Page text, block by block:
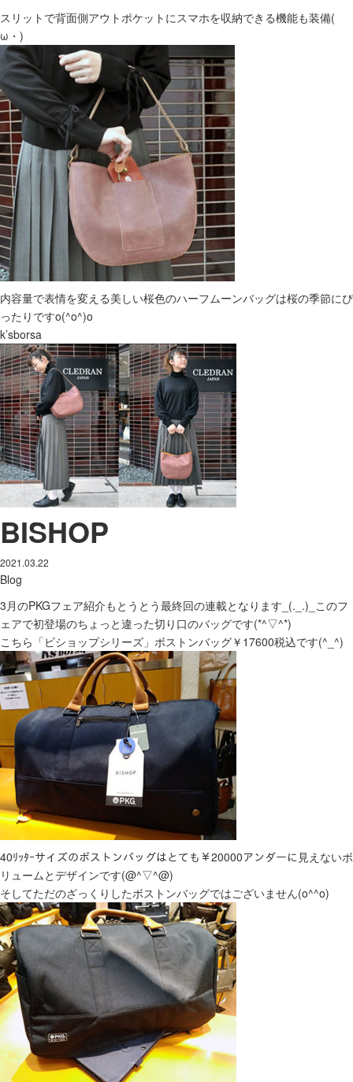
スリットで背面側アウトポケットにスマホを収納できる機能も装備(ゝ
ω・)
内容量で表情を変える美しい桜色のハーフムーンバッグは桜の季節にぴ
ったりですo(^o^)o
k’sborsa
BISHOP
2021.03.22
Blog
3月のPKGフェア紹介もとうとう最終回の連載となります_(._.)_このフ
ェアで初登場のちょっと違った切り口のバッグです(*^▽^*)
こちら「ビショップシリーズ」ボストンバッグ￥17600税込です(^_^)
40ﾘｯﾀｰサイズのボストンバッグはとても￥20000アンダーに見えないボ
リュームとデザインです(@^▽^@)
そしてただのざっくりしたボストンバッグではございません(o^^o)